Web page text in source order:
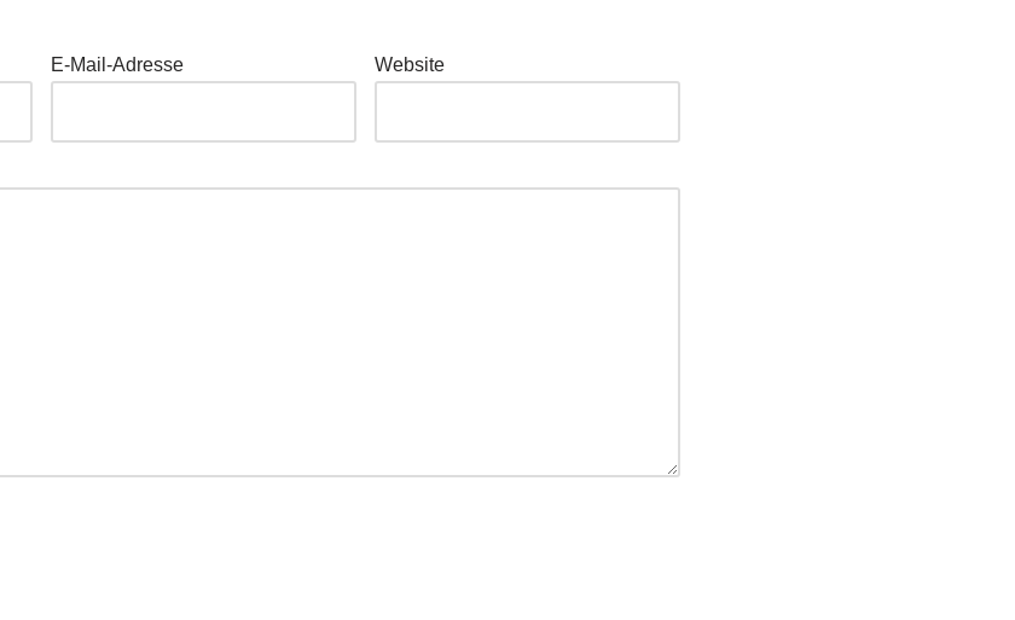
E-Mail-Adresse Website